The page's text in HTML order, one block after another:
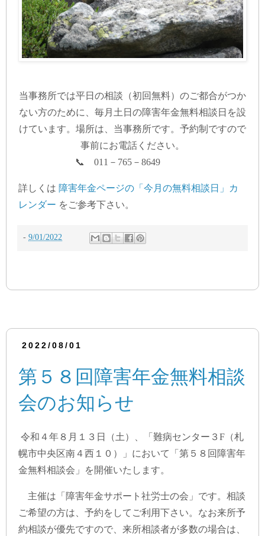
当事務所では平日の相談（初回無料）のご都合がつか
ない方のために、毎月土日の障害年金無料相談日を設
けています。場所は、当事務所です。予約制ですので
事前にお電話ください。
📞 011－765－8649
詳しくは 障害年金ページの「今月の無料相談日」カ
レンダー をご参考下さい。
- 9/01/2022
2022/08/01
第５８回障害年金無料相談
会のお知らせ
令和４年８月１３日（土）、「難病センター３F（札
幌市中央区南４西１０）」において「第５８回障害年
金無料相談会」を開催いたします。
主催は「障害年金サポート社労士の会」です。相談
ご希望の方は、予約をしてご利用下さい。なお来所予
約相談が優先ですので、来所相談者が多数の場合は、